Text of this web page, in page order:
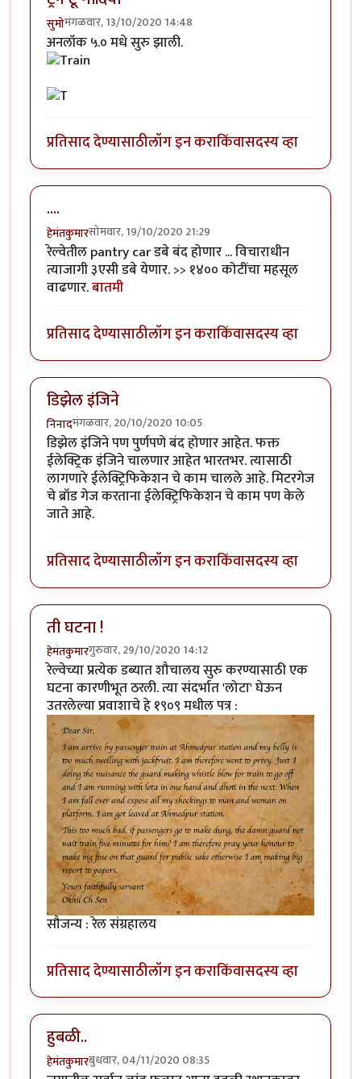
सुमोमंगळवार, 13/10/2020 14:48
अनलॉक ५.० मधे सुरु झाली.
प्रतिसाद देण्यासाठीलॉग इन कराकिंवासदस्य व्हा
....
हेमंतकुमारसोमवार, 19/10/2020 21:29
रेल्वेतील pantry car डबे बंद होणार ... विचाराधीन
त्याजागी ३एसी डबे येणार. >> १४०० कोटींचा महसूल
वाढणार.बातमी
प्रतिसाद देण्यासाठीलॉग इन कराकिंवासदस्य व्हा
डिझेल इंजिने
निनादमंगळवार, 20/10/2020 10:05
डिझेल इंजिने पण पुर्णपणे बंद होणार आहेत. फक्त
ईलेक्ट्रिक इंजिने चालणार आहेत भारतभर. त्यासाठी
लागणारे ईलेक्ट्रिफिकेशन चे काम चालले आहे. मिटरगेज
चे ब्रॉड गेज करताना ईलेक्ट्रिफिकेशन चे काम पण केले
जाते आहे.
प्रतिसाद देण्यासाठीलॉग इन कराकिंवासदस्य व्हा
ती घटना !
हेमंतकुमारगुरुवार, 29/10/2020 14:12
रेल्वेच्या प्रत्येक डब्यात शौचालय सुरु करण्यासाठी एक
घटना कारणीभूत ठरली. त्या संदर्भात 'लोटा' घेऊन
उतरलेल्या प्रवाशाचे हे १९०९ मधील पत्र :
सौजन्य : रेल संग्रहालय
प्रतिसाद देण्यासाठीलॉग इन कराकिंवासदस्य व्हा
हुबळी..
हेमंतकुमारबुधवार, 04/11/2020 08:35